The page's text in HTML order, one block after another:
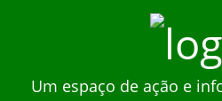
Um espaço de ação e